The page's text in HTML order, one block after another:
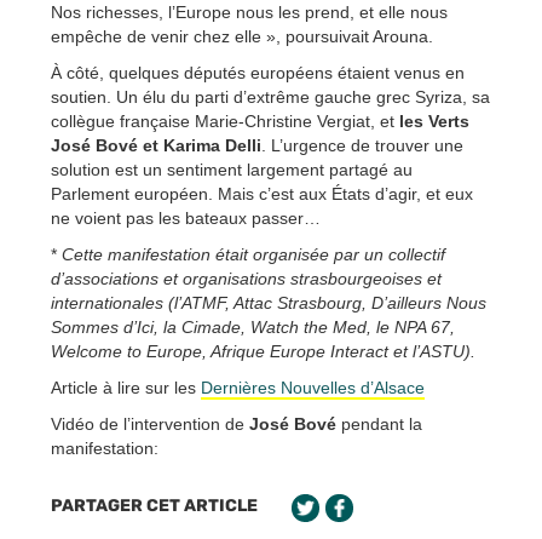
Nos richesses, l’Europe nous les prend, et elle nous
empêche de venir chez elle », poursuivait Arouna.
À côté, quelques députés européens étaient venus en
soutien. Un élu du parti d’extrême gauche grec Syriza, sa
collègue française Marie-Christine Vergiat, et les Verts
José Bové et Karima Delli . L’urgence de trouver une
solution est un sentiment largement partagé au
Parlement européen. Mais c’est aux États d’agir, et eux
ne voient pas les bateaux passer…
* Cette manifestation était organisée par un collectif
d’associations et organisations strasbourgeoises et
internationales (l’ATMF, Attac Strasbourg, D’ailleurs Nous
Sommes d’Ici, la Cimade, Watch the Med, le NPA 67,
Welcome to Europe, Afrique Europe Interact et l’ASTU).
Article à lire sur les Dernières Nouvelles d’Alsace
Vidéo de l’intervention de José Bové pendant la
manifestation:
PARTAGER CET ARTICLE